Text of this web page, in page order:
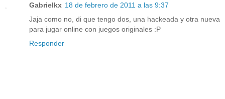
Gabrielkx 18 de febrero de 2011 a las 9:37
Jaja como no, di que tengo dos, una hackeada y otra nueva
para jugar online con juegos originales :P
Responder